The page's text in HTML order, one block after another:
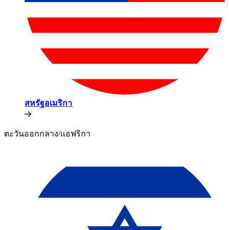
สหรัฐอเมริกา​​
ตะวันออกกลาง/แอฟริกา​​